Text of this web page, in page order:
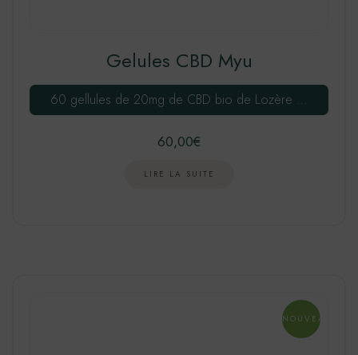
Gelules CBD Myu
60 gellules de 20mg de CBD bio de Lozère …
60,00€
LIRE LA SUITE
NOUVEAU